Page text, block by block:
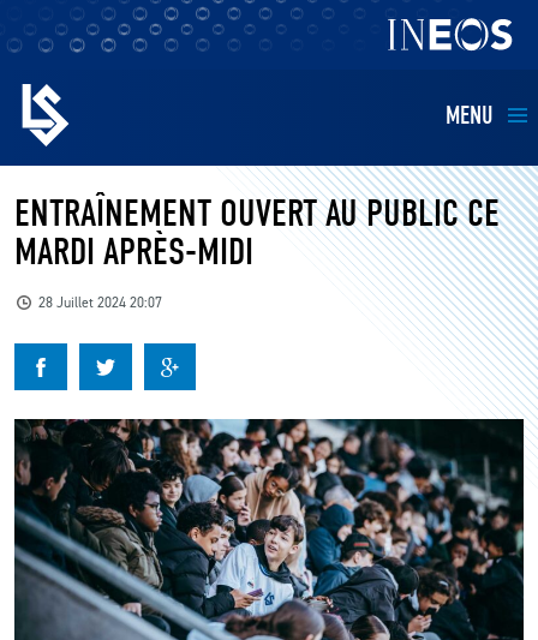
MENU
EQUIPES
BILLETTERIE
KIDS
BUSINESS
RESTAURATION
CLUB
ENTRAÎNEMENT OUVERT AU PUBLIC CE
MARDI APRÈS-MIDI
28 Juillet 2024 20:07